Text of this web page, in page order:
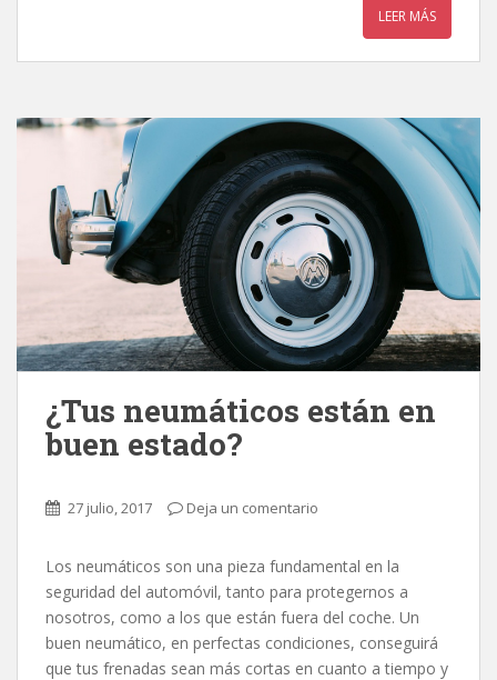
LEER MÁS
¿Tus neumáticos están en
buen estado?
27 julio, 2017 Deja un comentario
Los neumáticos son una pieza fundamental en la
seguridad del automóvil, tanto para protegernos a
nosotros, como a los que están fuera del coche. Un
buen neumático, en perfectas condiciones, conseguirá
que tus frenadas sean más cortas en cuanto a tiempo y